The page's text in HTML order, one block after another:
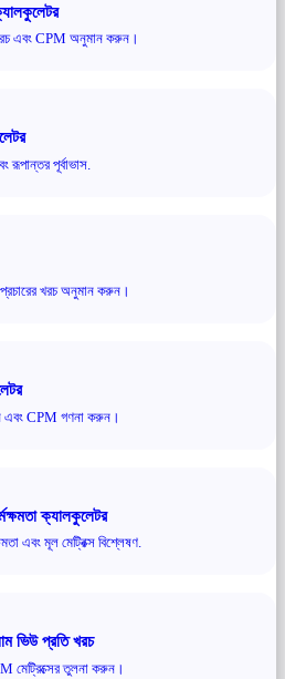
খরচ এবং CPM অনুমান করুন।
রূপান্তর পূর্বাভাস.
খরচ অনুমান করুন।
এবং CPM গণনা করুন।
ক্যালকুলেটর
এবং মূল মেট্রিক্স বিশ্লেষণ.
ভিউ প্রতি খরচ
মেট্রিক্সের তুলনা করুন।